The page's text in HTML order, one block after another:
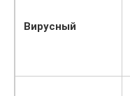
Вирусный